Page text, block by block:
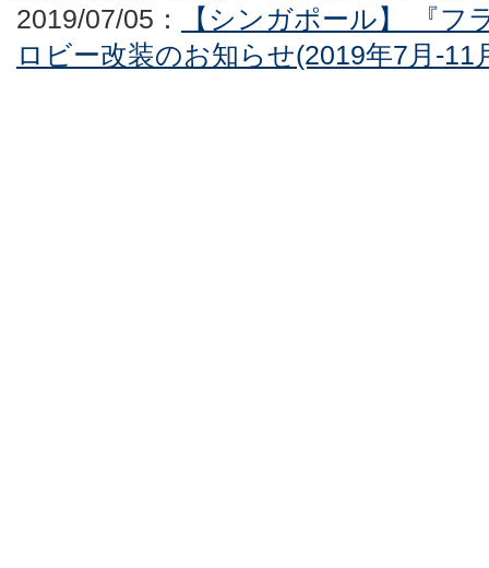
2019/07/05：
【シンガポール】 『フ
ロビー改装のお知らせ(2019年7月-11